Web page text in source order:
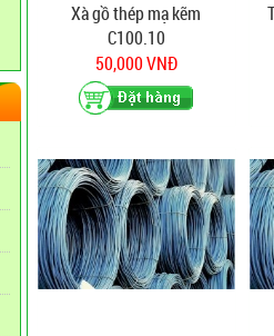
Xà gồ thép mạ kẽm
C100.10
50,000 VNĐ